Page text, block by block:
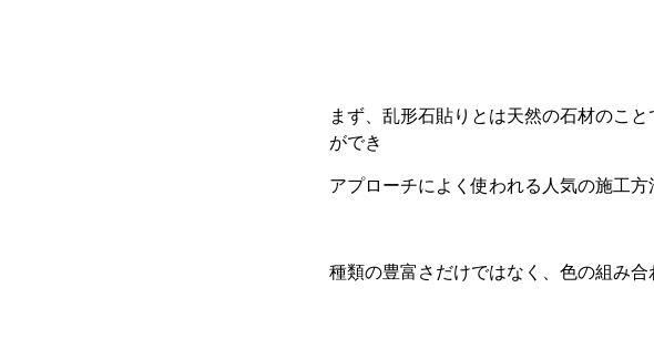
まず、乱形石貼りとは天然の石材のこ
ができ
アプローチによく使われる人気の施工方
種類の豊富さだけではなく、色の組み